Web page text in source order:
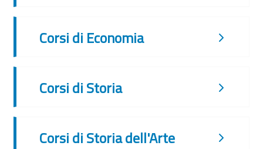
Corsi di Economia
Corsi di Storia
Corsi di Storia dell'Arte